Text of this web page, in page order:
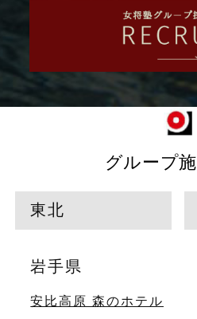
グループ
東北
岩手県
安比高原 森のホテル